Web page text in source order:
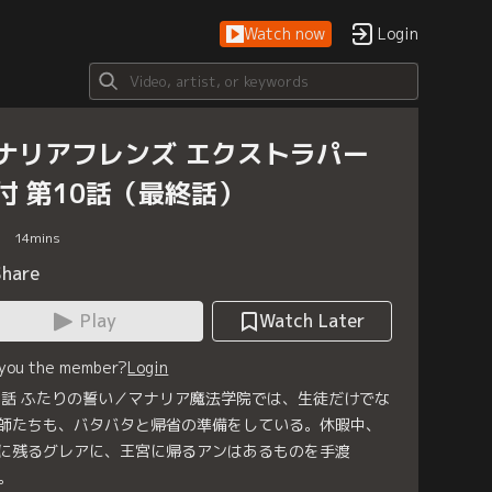
Watch now Login
リアフレンズ エクストラパー
第10話（最終話）
14mins
Play
Watch Later
the member?Login
ふたりの誓い／マナリア魔法学院では、生徒だけでな
たちも、バタバタと帰省の準備をしている。休暇中、
残るグレアに、王宮に帰るアンはあるものを手渡